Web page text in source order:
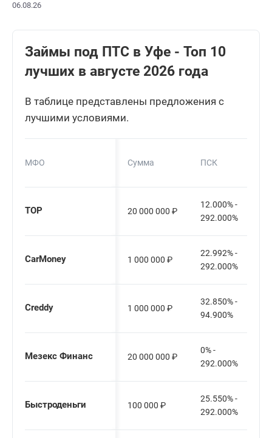
06.08.26
Займы под ПТС в Уфе - Топ 10
лучших в августе 2026 года
В таблице представлены предложения с
лучшими условиями.
МФО Сумма ПСК
ТОР 20 000 000 ₽
12.000% -
292.000%
CarMoney 1 000 000 ₽
22.992% -
292.000%
Creddy 1 000 000 ₽
32.850% -
94.900%
Мезекс Финанс 20 000 000 ₽
0% -
292.000%
Быстроденьги 100 000 ₽
25.550% -
292.000%